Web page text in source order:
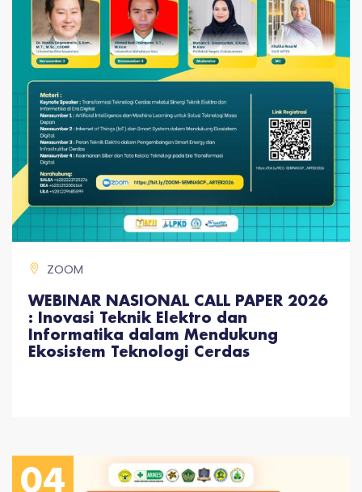
ZOOM
WEBINAR NASIONAL CALL PAPER 2026
: Inovasi Teknik Elektro dan
Informatika dalam Mendukung
Ekosistem Teknologi Cerdas
04